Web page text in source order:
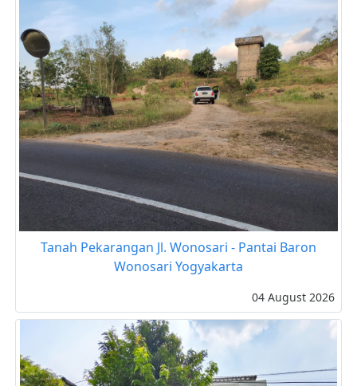
Tanah Pekarangan Jl. Wonosari - Pantai Baron
Wonosari Yogyakarta
04 August 2026